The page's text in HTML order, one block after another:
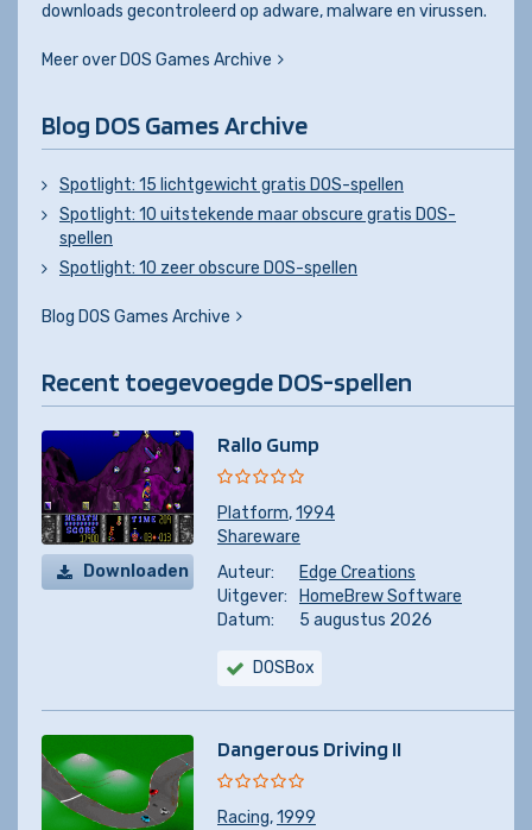
downloads gecontroleerd op adware, malware en virussen.
Meer over DOS Games Archive
Blog DOS Games Archive
Spotlight: 15 lichtgewicht gratis DOS-spellen
Spotlight: 10 uitstekende maar obscure gratis DOS-
spellen
Spotlight: 10 zeer obscure DOS-spellen
Blog DOS Games Archive
Recent toegevoegde DOS-spellen
Downloaden
Rallo Gump
Platform,1994
Shareware
Auteur:
Edge Creations
Uitgever:
HomeBrew Software
Datum:
5 augustus 2026
DOSBox
Dangerous Driving II
Racing,1999